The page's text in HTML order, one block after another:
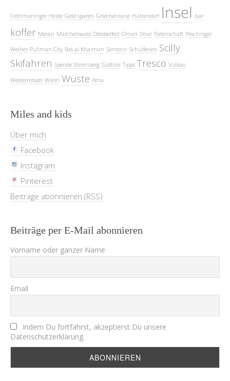
Fröttmaninger Heide Geld sparen Griechenland Hüttendorf Insel Isar
koffer Meran Märchenwald Oktoberfest Oman Onar Patenschaft Poschinger
Weiher Pullman City Ras al Khaimah Santorin Schulferien Scilly
Skifahren Spende Stromberg Südtirol Tipps Tresco Vulkan
Westernstadt Wiesn Wüste Ätna
Miles and kids
Über mich
Facebook
Instagram
Pinterest
Beiträge abonnieren (RSS)
Beiträge per E-Mail abonnieren
Vorname oder ganzer Name
Email
Indem Du fortfährst, akzeptierst Du unsere
Datenschutzerklärung.